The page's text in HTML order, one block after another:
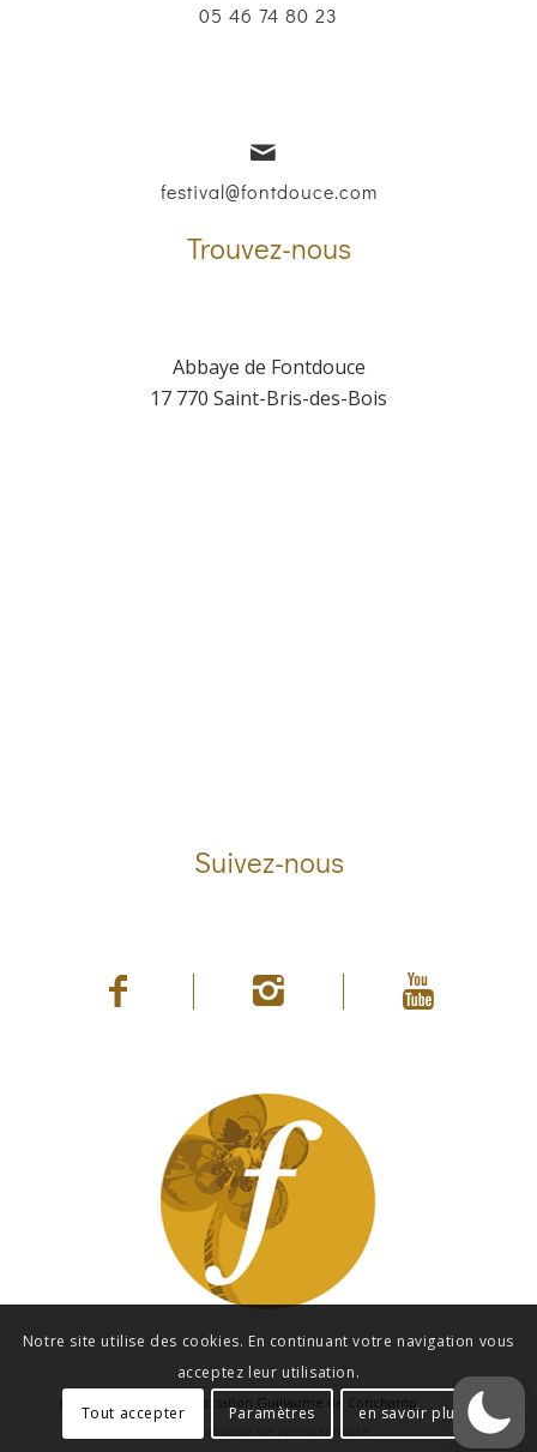
05 46 74 80 23
festival@fontdouce.com
Trouvez-nous
Abbaye de Fontdouce
17 770 Saint-Bris-des-Bois
Suivez-nous
© Copyright 2021 - Association Guillaume de Conchamp
Notre site utilise des cookies. En continuant votre navigation vous
acceptez leur utilisation.
Tout accepter Paramètres en savoir plus